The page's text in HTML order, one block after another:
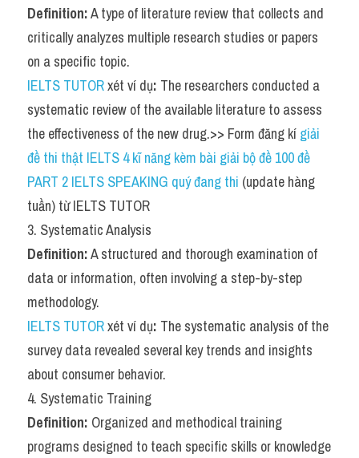
Vocabulary
Definition: A type of literature review that collects and
critically analyzes multiple research studies or papers
on a specific topic.
IELTS TUTOR xét ví dụ: The researchers conducted a
systematic review of the available literature to assess
the effectiveness of the new drug.>> Form đăng kí giải
đề thi thật IELTS 4 kĩ năng kèm bài giải bộ đề 100 đề
PART 2 IELTS SPEAKING quý đang thi (update hàng
tuần) từ IELTS TUTOR
3. Systematic Analysis
Definition: A structured and thorough examination of
data or information, often involving a step-by-step
methodology.
IELTS TUTOR xét ví dụ: The systematic analysis of the
survey data revealed several key trends and insights
about consumer behavior.
4. Systematic Training
Definition: Organized and methodical training
programs designed to teach specific skills or knowledge